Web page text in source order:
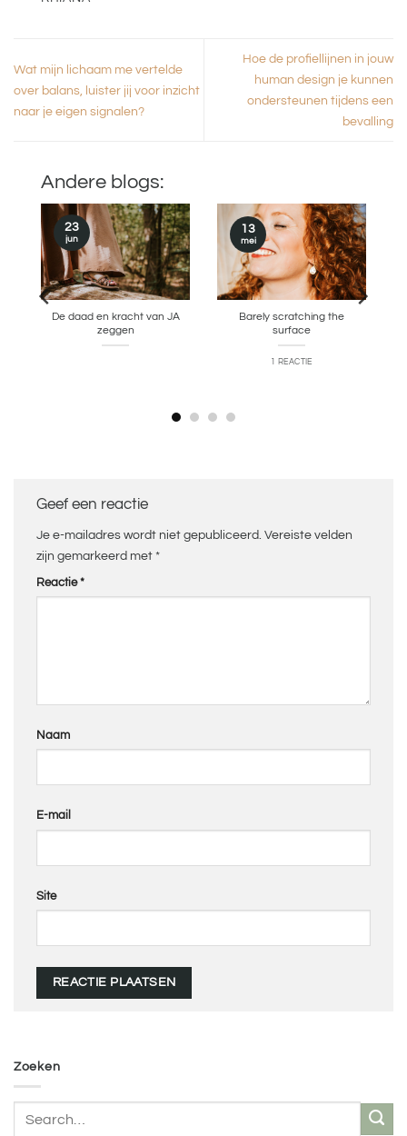
Wat mijn lichaam me vertelde
over balans, luister jij voor inzicht
naar je eigen signalen?
Hoe de profiellijnen in jouw
human design je kunnen
ondersteunen tijdens een
bevalling
Andere blogs:
De daad en kracht van JA
zeggen
23
jun
Barely scratching the
surface
1 REACTIE
13
mei
Geef een reactie
Je e-mailadres wordt niet gepubliceerd. Vereiste velden
zijn gemarkeerd met *
Reactie*
Naam
E-mail
Site
Zoeken